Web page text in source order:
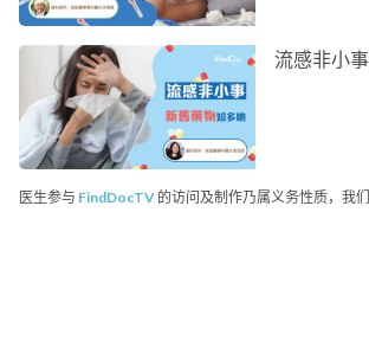
流感非小
医生参与 FindDocTV 的访问及制作乃属义务性质，我